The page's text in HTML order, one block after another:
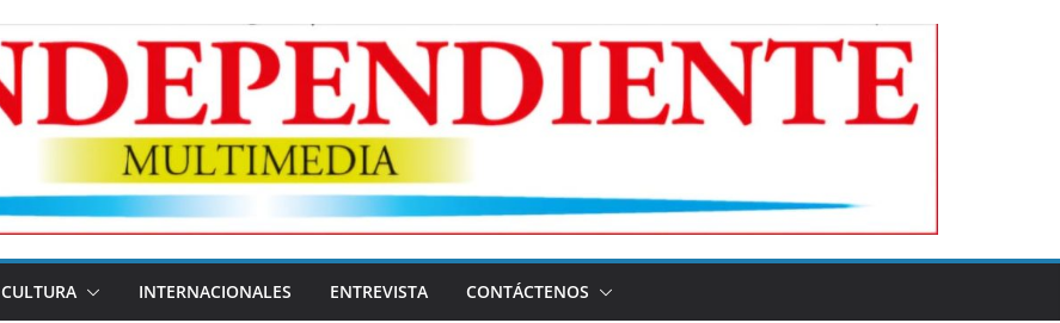
CULTURA INTERNACIONALES ENTREVISTA CONTÁCTENOS